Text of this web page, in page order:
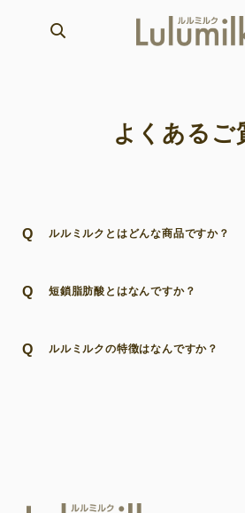
よくあるご
Q ルルミルクとはどんな商品ですか？
Q 短鎖脂肪酸とはなんですか？
Q ルルミルクの特徴はなんですか？